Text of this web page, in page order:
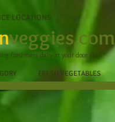
LOCATIONS
veggies.com
freshness daily at your door step
FRESH VEGETABLES